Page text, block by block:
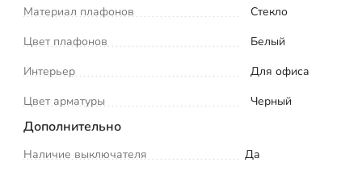
Материал плафонов
Стекло
Цвет плафонов
Белый
Интерьер
Для офиса
Цвет арматуры
Черный
Дополнительно
Наличие выключателя
Да